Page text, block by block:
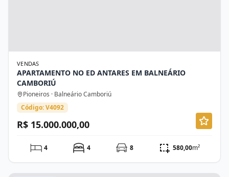
VENDAS
APARTAMENTO NO ED ANTARES EM BALNEÁRIO
CAMBORIÚ
Pioneiros · Balneário Camboriú
Código: V4092
R$ 15.000.000,00
4 4 8 580,00m²